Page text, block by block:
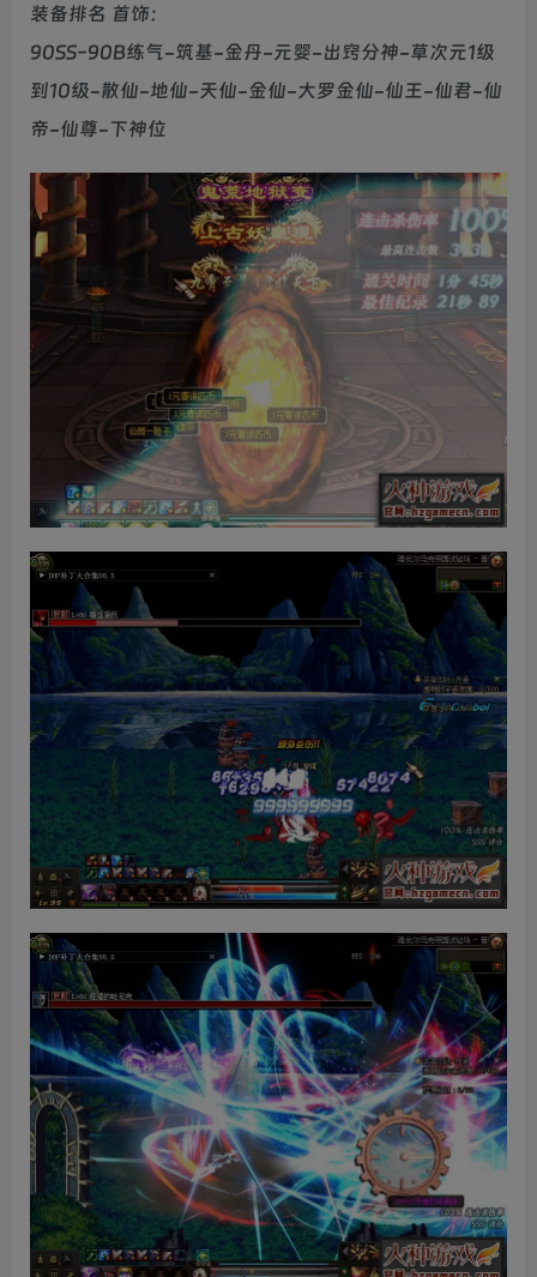
装备排名 首饰：
90SS-90B练气-筑基-金丹-元婴-出窍分神-草次元1级
到10级-散仙-地仙-天仙-金仙-大罗金仙-仙王-仙君-仙
帝-仙尊-下神位